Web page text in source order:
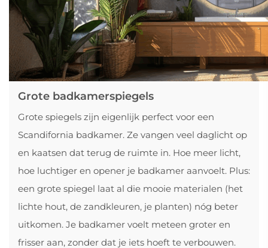
Grote badkamerspiegels
Grote spiegels zijn eigenlijk perfect voor een
Scandifornia badkamer. Ze vangen veel daglicht op
en kaatsen dat terug de ruimte in. Hoe meer licht,
hoe luchtiger en opener je badkamer aanvoelt. Plus:
een grote spiegel laat al die mooie materialen (het
lichte hout, de zandkleuren, je planten) nóg beter
uitkomen. Je badkamer voelt meteen groter en
frisser aan, zonder dat je iets hoeft te verbouwen.